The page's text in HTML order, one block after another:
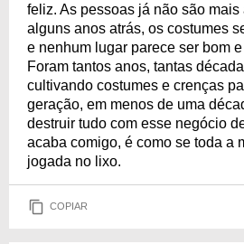
feliz. As pessoas já não são mais
alguns anos atrás, os costumes
e nenhum lugar parece ser bom
Foram tantos anos, tantas
cultivando costumes e crenças
geração, em menos de uma
destruir tudo com esse negócio
acaba comigo, é como se toda a
jogada no lixo.
COPIAR